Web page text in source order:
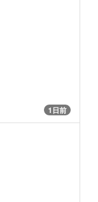
1日前